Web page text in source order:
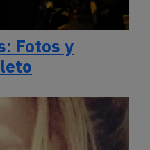
Fotos y